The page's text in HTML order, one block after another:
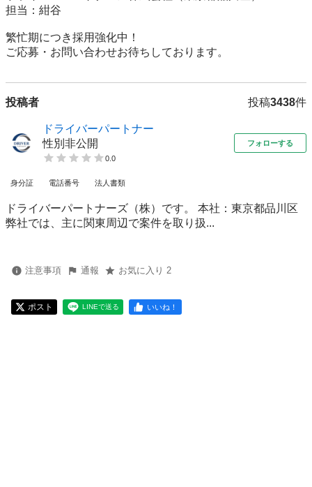
担当：紺谷
繁忙期につき採用強化中！
ご応募・お問い合わせお待ちしております。
投稿者 投稿3438件
ドライバーパートナー
性別非公開
0.0
フォローする
身分証 電話番号 法人書類
ドライバーパートナーズ（株）です。 本社：東京都品川区
弊社では、主に関東周辺で案件を取り扱...
注意事項 通報 お気に入り 2
ポスト LINEで送る いいね！